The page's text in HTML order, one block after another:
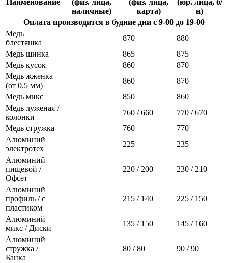
Наименование
(физ. лица,
наличные)
(физ. лица,
карта)
(юр. лица, б/
н)
Оплата производится в будние дни с 9-00 до 19-00
Медь
блестяшка
870
880
Медь шинка
865
875
Медь кусок
860
870
Медь жженка
(от 0,5 мм)
860
870
Медь микс
850
860
Медь луженая /
колонки
760 / 660
770 / 670
Медь стружка
760
770
Алюминий
электротех
225
235
Алюминий
пищевой /
Офсет
220 / 200 230 / 210
Алюминий
профиль / с
пластиком
215 / 140 225 / 150
Алюминий
микс / Диски
135 / 150
145 / 160
Алюминий
стружка /
Банка
80 / 80 90 / 90